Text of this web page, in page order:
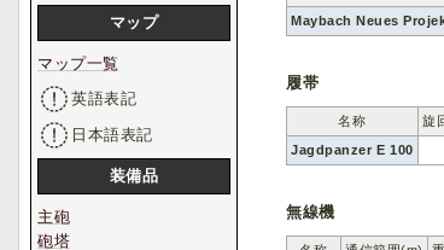
Maybach Neues
履帯
名称 旋
Jagdpanzer E 100
無線機
マップ
マップ一覧
英語表記
日本語表記
装備品
主砲
砲塔